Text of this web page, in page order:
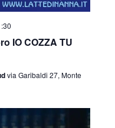
IO COZZA TU
via Garibaldi 27, Monte